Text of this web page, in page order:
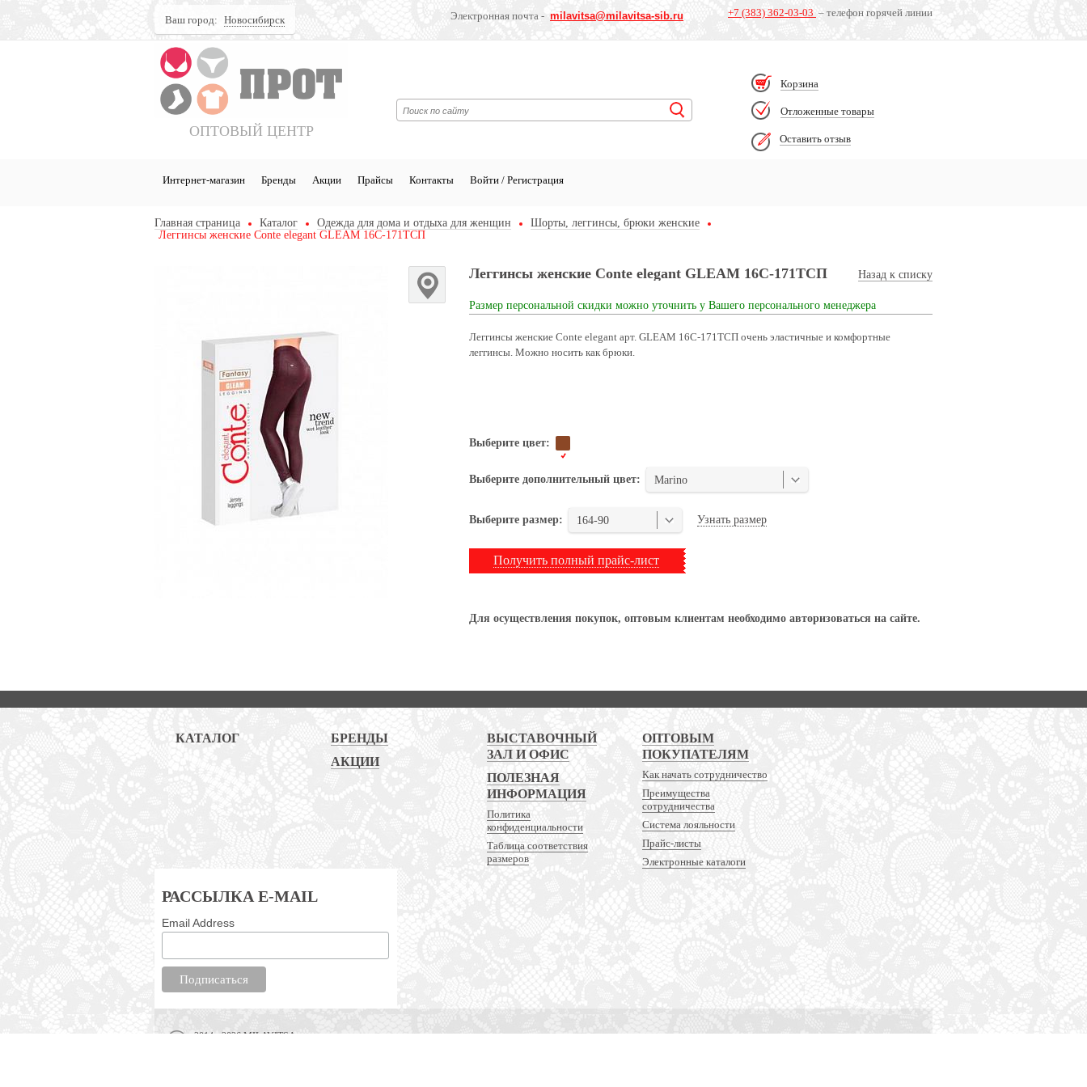
+7 (383) 362-03-03 – телефон горячей линии
Электронная почта - milavitsa@milavitsa-sib.ru
Ваш город: Новосибирск
Корзина
Отложенные товары
Оставить отзыв
ОПТОВЫЙ ЦЕНТР
Интернет-магазин Бренды Акции Прайсы Контакты Войти / Регистрация
Главная страница Каталог Одежда для дома и отдыха для женщин
Шорты, леггинсы, брюки женские
Леггинсы женские Conte elegant GLEAM 16С-171ТСП
Назад к списку
Леггинсы женские Conte elegant GLEAM 16С-171ТСП
Размер персональной скидки можно уточнить у Вашего персонального менеджера
Леггинсы женские Conte elegant арт. GLEAM 16С-171ТСП очень эластичные и комфортные
леггинсы. Можно носить как брюки.
Выберите цвет:
Выберите дополнительный цвет: Marino
Выберите размер: 164-90 Узнать размер
Получить полный прайс-лист
Для осуществления покупок, оптовым клиентам необходимо авторизоваться на сайте.
КАТАЛОГ
БРЕНДЫ
АКЦИИ
ВЫСТАВОЧНЫЙ
ЗАЛ И ОФИС
ПОЛЕЗНАЯ
ИНФОРМАЦИЯ
Политика
конфиденциальности
Таблица соответствия
размеров
ОПТОВЫМ
ПОКУПАТЕЛЯМ
Как начать сотрудничество
Преимущества
сотрудничества
Система лояльности
Прайс-листы
Электронные каталоги
РАССЫЛКА E-MAIL
Email Address
2014 - 2026 MILAVITSA